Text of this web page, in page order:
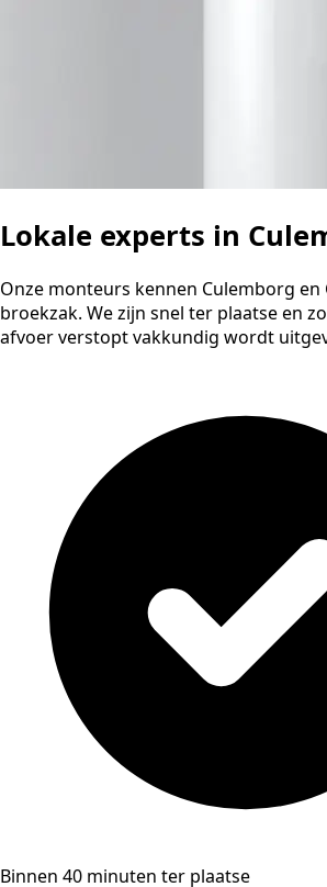
Lokale experts in
Onze monteurs kennen Culemborg en
broekzak. We zijn snel ter plaatse en
afvoer verstopt vakkundig wordt
Binnen 40 minuten ter plaatse